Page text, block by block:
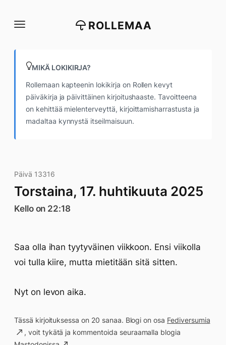
suoraan
ROLLEMAA
MIKÄ LOKIKIRJA?
Rollemaan kapteenin lokikirja on Rollen kevyt
päiväkirja ja päivittäinen kirjoitushaaste. Tavoitteena
on kehittää mielenterveyttä, kirjoittamisharrastusta ja
madaltaa kynnystä itseilmaisuun.
Päivä 13316
Torstaina, 17. huhtikuuta 2025
Kello on 22:18
Saa olla ihan tyytyväinen viikkoon. Ensi viikolla
voi tulla kiire, mutta mietitään sitä sitten.
Nyt on levon aika.
Tässä kirjoituksessa on 20 sanaa. Blogi on osa Fediversumia
, voit tykätä ja kommentoida seuraamalla blogia